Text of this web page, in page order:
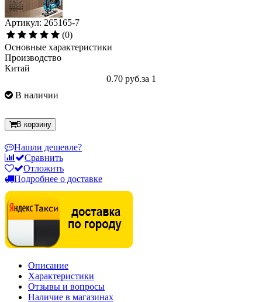
Артикул: 265165-7
(0)
Основные характеристики
Производство
Китай
0.70 руб.за 1
В наличии
В корзину
Нашли дешевле?
Сравнить
Отложить
Подробнее о доставке
Описание
Характеристики
Отзывы и вопросы
Наличие в магазинах